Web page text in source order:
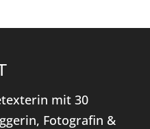
mit 30
Fotografin &